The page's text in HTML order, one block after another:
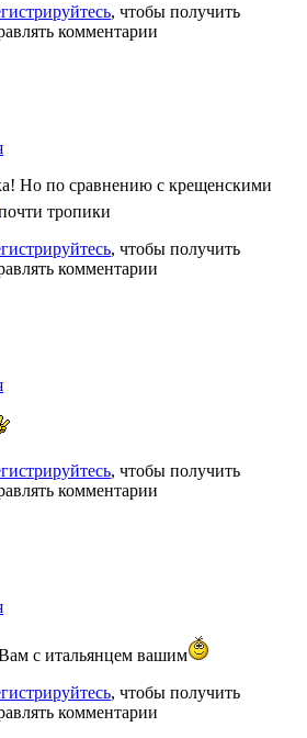
, чтобы получить
комментарии
Но по сравнению с крещенскими
тропики
, чтобы получить
комментарии
, чтобы получить
комментарии
с итальянцем вашим
, чтобы получить
комментарии